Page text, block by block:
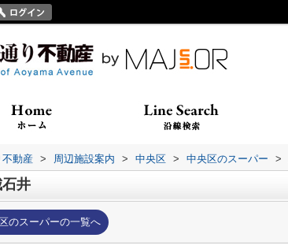
不動産 > 周辺施設案内 > 中央区 > 中央区のスーパー >
井
のスーパーの一覧へ